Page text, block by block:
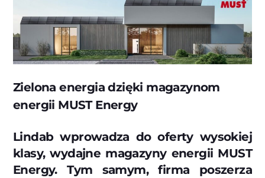
Zielona energia dzięki magazynom
energii MUST Energy
Lindab wprowadza do oferty wysokiej
klasy, wydajne magazyny energii MUST
Energy. Tym samym, firma poszerza